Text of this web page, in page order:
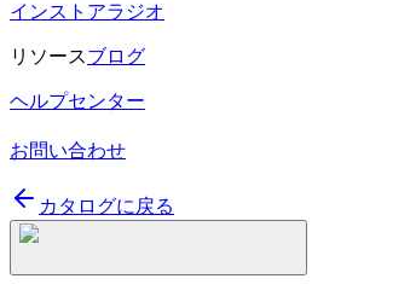
インストアラジオ
リソースブログ
ヘルプセンター
お問い合わせ
カタログに戻る